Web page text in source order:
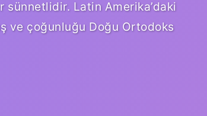
sünnetlidir. Latin Amerika’daki
ve çoğunluğu Doğu Ortodoks